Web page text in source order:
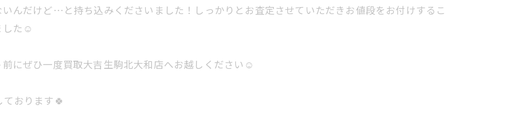
んだけど…と持ち込みくださいました！しっかりとお査定させていただきお値段をお付けするこ
した☺️
にぜひ一度買取大吉生駒北大和店へお越しください☺️
おります🍀